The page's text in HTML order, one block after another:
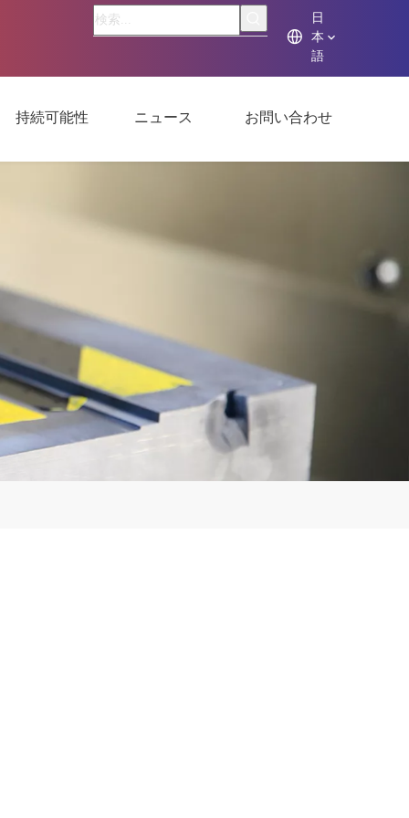
日
本
語
持続可能性 ニュース お問い合わせ